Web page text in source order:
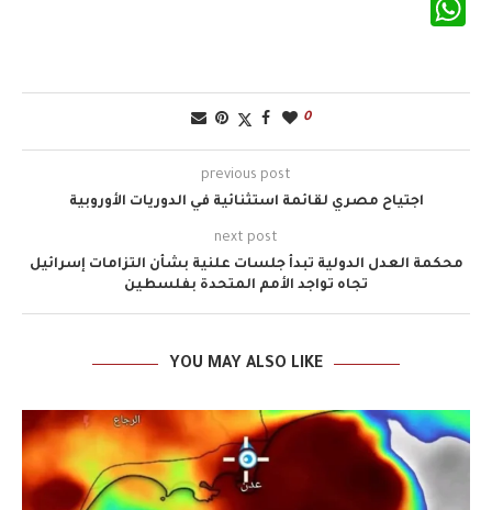
0
previous post
اجتياح مصري لقائمة استثنائية في الدوريات الأوروبية
next post
محكمة العدل الدولية تبدأ جلسات علنية بشأن التزامات إسرائيل
تجاه تواجد الأمم المتحدة بفلسطين
YOU MAY ALSO LIKE